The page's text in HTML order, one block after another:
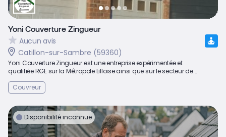
Yoni Couverture Zingueur
Aucun avis
Catillon-sur-Sambre (59360)
Yoni Couverture Zingueur est une entreprise expérimentée et
qualifiée RGE sur la Métropole Lilloise ainsi que sur le secteur de...
Couvreur
Disponibilité inconnue